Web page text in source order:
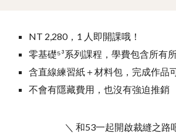
NT 2,280，1 人即開課哦！
零基礎⁵³系列課程，學費包含所有
含直線練習紙＋材料包，完成作品
不會有隱藏費用，也沒有強迫推銷
＼ 和53一起開啟裁縫之路